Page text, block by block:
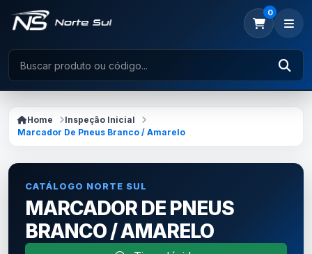
0
Home
Inspeção Inicial
Marcador De Pneus Branco / Amarelo
CATÁLOGO NORTE SUL
MARCADOR DE PNEUS
BRANCO / AMARELO